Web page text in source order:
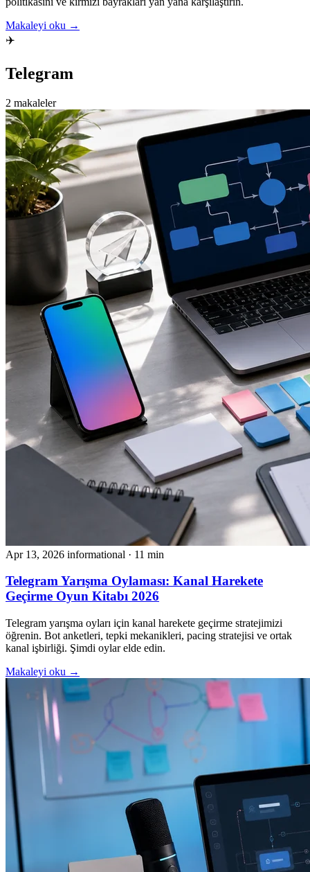
Makaleyi oku →
✈️
Telegram
2 makaleler
Apr 13, 2026 informational · 11 min
Telegram Yarışma Oylaması: Kanal Harekete
Geçirme Oyun Kitabı 2026
Telegram yarışma oyları için kanal harekete geçirme stratejimizi
öğrenin. Bot anketleri, tepki mekanikleri, pacing stratejisi ve ortak
kanal işbirliği. Şimdi oylar elde edin.
Makaleyi oku →